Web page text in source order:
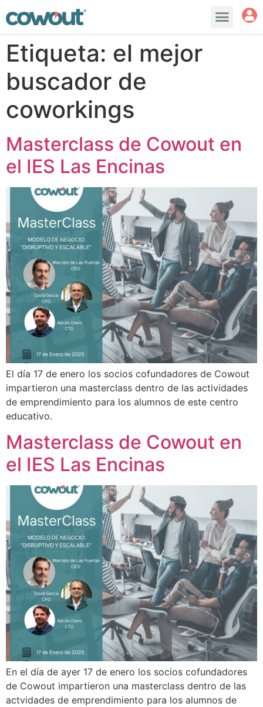
Etiqueta: el mejor
buscador de
coworkings
Masterclass de Cowout en
el IES Las Encinas
El día 17 de enero los socios cofundadores de Cowout
impartieron una masterclass dentro de las actividades
de emprendimiento para los alumnos de este centro
educativo.
Masterclass de Cowout en
el IES Las Encinas
En el día de ayer 17 de enero los socios cofundadores
de Cowout impartieron una masterclass dentro de las
actvidades de emprendimiento para los alumnos de